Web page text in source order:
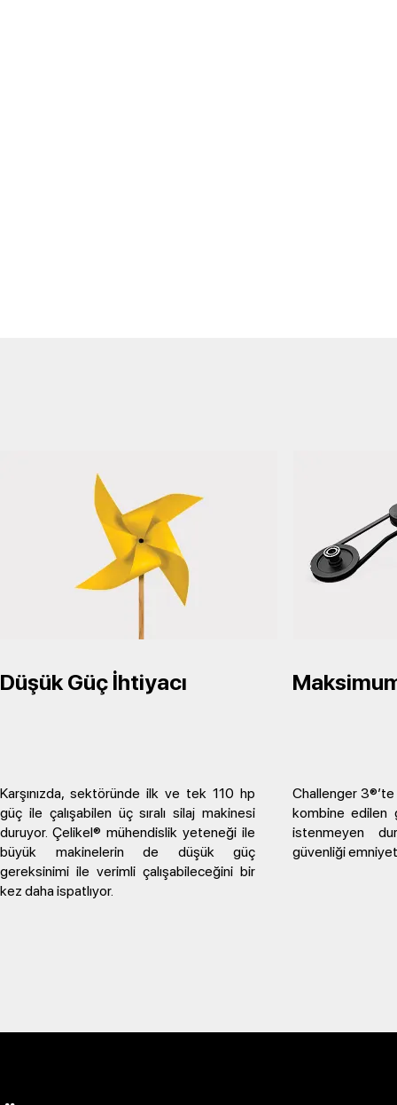
Düşük Güç İhtiyacı
Karşınızda, sektöründe ilk ve tek 110 hp
güç ile çalışabilen üç sıralı silaj makinesi
duruyor. Çelikel® mühendislik yeteneği ile
büyük makinelerin de düşük güç
gereksinimi ile verimli çalışabileceğini bir
kez daha ispatlıyor.
Challenger 3®’te
kombine edilen
istenmeyen
güvenliği emniyet